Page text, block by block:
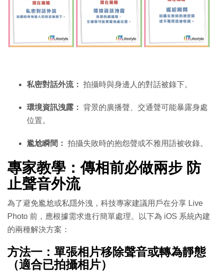
私密對話外流： 拍攝時與身邊人的對話被錄下。
環境資訊洩露： 背景的廣播聲、交通聲可能暴露身處
位置。
尷尬瞬間： 拍攝失敗時的抱怨聲或不雅用語被收錄。
專家教學：傳相前必做兩步 防
止聲音外流
為了避免尷尬或私隱外洩，科技專家建議用戶在分享 Live
Photo 前，應根據需求進行簡單處理。以下為 iOS 系統內建
的兩種解決方案：
方法一：單張相片移除聲音或轉為靜態
（適合已拍攝相片）